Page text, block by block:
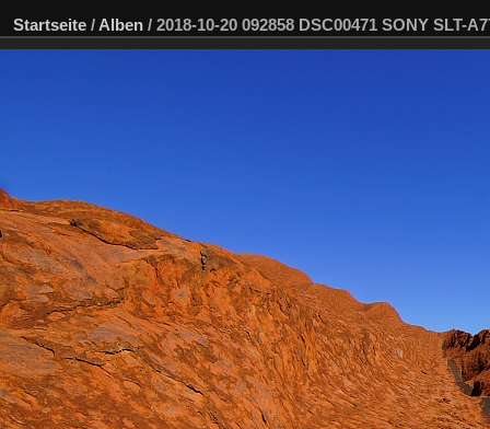
Startseite / Alben / 2018-10-20 092858 DSC00471 SONY SLT-